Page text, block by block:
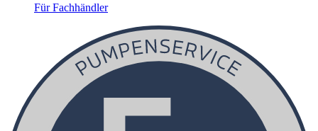
Für Fachhändler